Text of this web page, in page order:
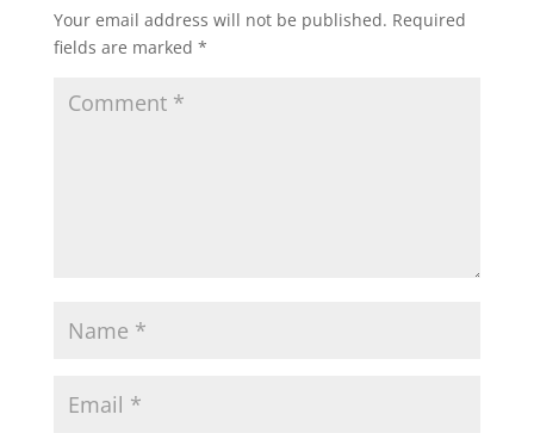
Your email address will not be published. Required
fields are marked *